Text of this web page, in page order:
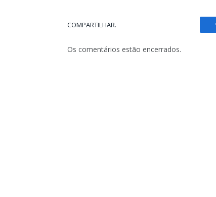
COMPARTILHAR.
Os comentários estão encerrados.